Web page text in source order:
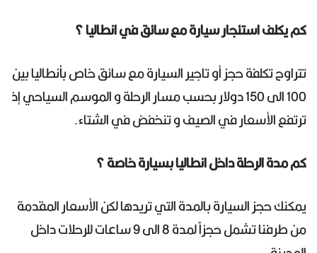
كم يكلف استئجار سيارة مع سائق في انطاليا ؟
تتراوح تكلفة حجز أو تاجير السيارة مع سائق خاص بأنطاليا بين
100 الى 150 دولار بحسب مسار الرحلة و الموسم السياحي إذ
ترتفع الأسعار في الصيف و تنخفض في الشتاء.
كم مدة الرحلة داخل انطاليا بسيارة خاصة ؟
يمكنك حجز السيارة بالمدة التي تريدها لكن الأسعار المقدمة
من طرفنا تشمل حجزاً لمدة 8 الى 9 ساعات للرحلات داخل